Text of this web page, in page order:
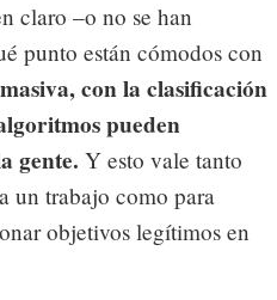
claro –o no se han
punto están cómodos con
con la clasificación
pueden
gente. Y esto vale tanto
un trabajo como para
objetivos legítimos en